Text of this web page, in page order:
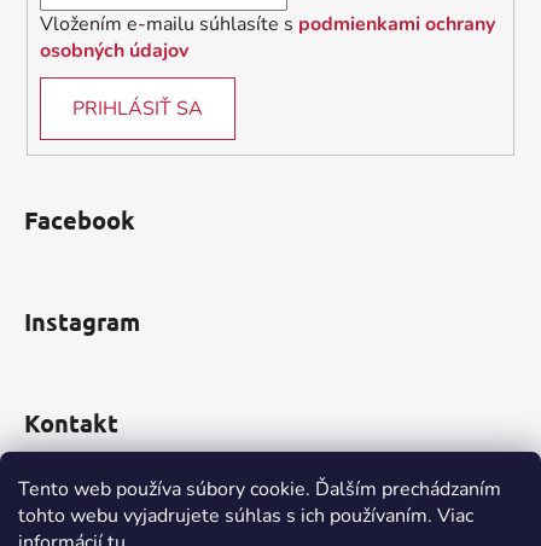
Tento web používa súbory cookie. Ďalším prechádzaním
tohto webu vyjadrujete súhlas s ich používaním. Viac
Vložením e-mailu súhlasíte s podmienkami ochrany
osobných údajov
PRIHLÁSIŤ SA
Facebook
Instagram
Kontakt
obchod@incomp.sk